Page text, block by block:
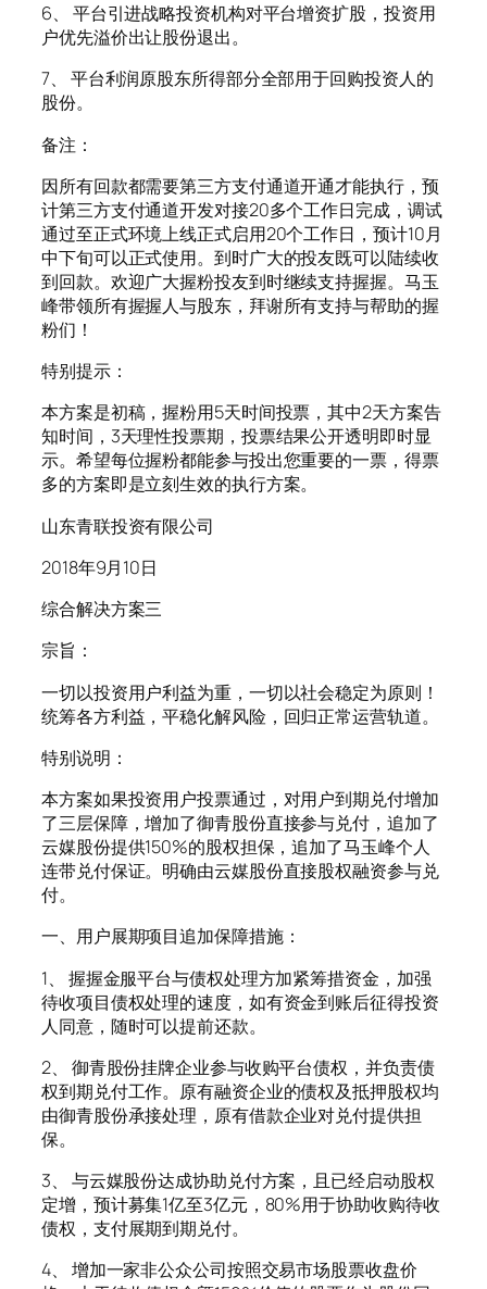
6、 平台引进战略投资机构对平台增资扩股，投资用
户优先溢价出让股份退出。
7、 平台利润原股东所得部分全部用于回购投资人的
股份。
备注：
因所有回款都需要第三方支付通道开通才能执行，预
计第三方支付通道开发对接20多个工作日完成，调试
通过至正式环境上线正式启用20个工作日，预计10月
中下旬可以正式使用。到时广大的投友既可以陆续收
到回款。欢迎广大握粉投友到时继续支持握握。马玉
峰带领所有握握人与股东，拜谢所有支持与帮助的握
粉们！
特别提示：
本方案是初稿，握粉用5天时间投票，其中2天方案告
知时间，3天理性投票期，投票结果公开透明即时显
示。希望每位握粉都能参与投出您重要的一票，得票
多的方案即是立刻生效的执行方案。
山东青联投资有限公司
2018年9月10日
综合解决方案三
宗旨：
一切以投资用户利益为重，一切以社会稳定为原则！
统筹各方利益，平稳化解风险，回归正常运营轨道。
特别说明：
本方案如果投资用户投票通过，对用户到期兑付增加
了三层保障，增加了御青股份直接参与兑付，追加了
云媒股份提供150%的股权担保，追加了马玉峰个人
连带兑付保证。明确由云媒股份直接股权融资参与兑
付。
一、用户展期项目追加保障措施：
1、 握握金服平台与债权处理方加紧筹措资金，加强
待收项目债权处理的速度，如有资金到账后征得投资
人同意，随时可以提前还款。
2、 御青股份挂牌企业参与收购平台债权，并负责债
权到期兑付工作。原有融资企业的债权及抵押股权均
由御青股份承接处理，原有借款企业对兑付提供担
保。
3、 与云媒股份达成协助兑付方案，且已经启动股权
定增，预计募集1亿至3亿元，80%用于协助收购待收
债权，支付展期到期兑付。
4、 增加一家非公众公司按照交易市场股票收盘价